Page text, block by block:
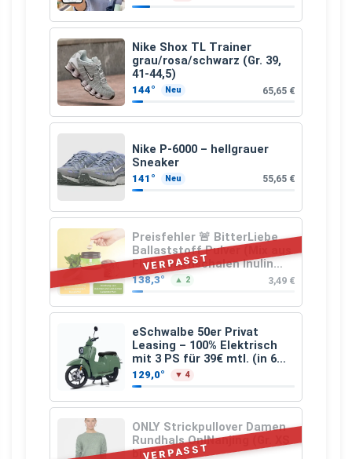
€
Nike Shox TL Trainer
grau/rosa/schwarz (Gr. 39,
41-44,5)
144° Neu 65,65 €
Nike P-6000 – hellgrauer
Sneaker
141° Neu 55,65 €
VERPASST
Preisfehler 🚨 BitterLiebe
Ballaststoff Pulver (Mix aus
Flohsamenschalen Inulin
(Präbiotika) Leinsamen &
Apfelfaser)
138,3° ▲ 2 3,49 €
eSchwalbe 50er Privat
Leasing – 100% Elektrisch
mit 3 PS für 39€ mtl. (in 6
schicken Farben LF: 0.43, 36
Monate, Bereitstellung:
159,00 €, 2.500 km/Jahr)
129,0° ▼ 4
VERPASST
ONLY Strickpullover Damen
Rundhals OnlNanjing (Gr. XS
bis M)